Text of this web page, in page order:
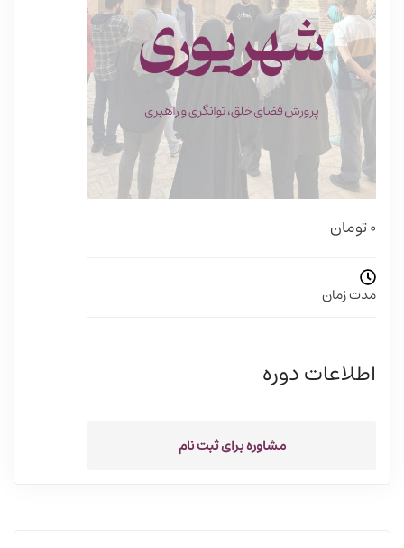
0تومان
مدت زمان
اطلاعات دوره
مشاوره برای ثبت نام